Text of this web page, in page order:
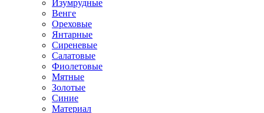
Изумрудные
Венге
Ореховые
Янтарные
Сиреневые
Салатовые
Фиолетовые
Мятные
Золотые
Синие
Материал